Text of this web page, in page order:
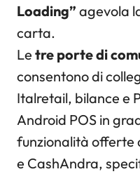
Loading” agevola
carta.
Le tre porte di
consentono di
Italretail, bilance e
Android POS in
funzionalità offerte
e CashAndra,